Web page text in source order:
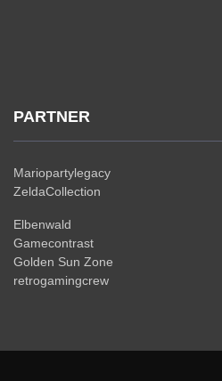
PARTNER
Mariopartylegacy
ZeldaCollection
Elbenwald
Gamecontrast
Golden Sun Zone
retrogamingcrew